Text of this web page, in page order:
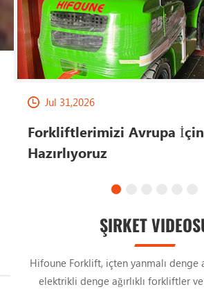
Jul 31,2026
Forkliftlerimizi Avrupa İçin
Hazırlıyoruz
ŞIRKET
Hifoune Forklift, içten yanmalı denge
elektrikli denge ağırlıklı forkliftler